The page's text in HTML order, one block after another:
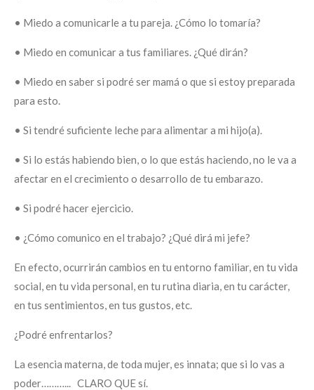
• Miedo a comunicarle a tu pareja. ¿Cómo lo tomaría?
• Miedo en comunicar a tus familiares. ¿Qué dirán?
• Miedo en saber si podré ser mamá o que si estoy preparada
para esto.
• Si tendré suficiente leche para alimentar a mi hijo(a).
• Si lo estás habiendo bien, o lo que estás haciendo, no le va a
afectar en el crecimiento o desarrollo de tu embarazo.
• Si podré hacer ejercicio.
• ¿Cómo comunico en el trabajo? ¿Qué dirá mi jefe?
En efecto, ocurrirán cambios en tu entorno familiar, en tu vida
social, en tu vida personal, en tu rutina diaria, en tu carácter,
en tus sentimientos, en tus gustos, etc.
¿Podré enfrentarlos?
La esencia materna, de toda mujer, es innata; que si lo vas a
poder………... CLARO QUE sí.